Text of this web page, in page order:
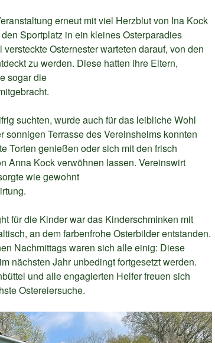
erneut mit viel Herzblut von Ina Kock
Sportplatz in ein kleines Osterparadies
Osternester warteten darauf, von den
zu werden. Diese hatten ihre Eltern,
sogar die
suchten, wurde auch für das leibliche Wohl
sonnigen Terrasse des Vereinsheims konnten
Torten genießen oder sich mit den frisch
Anna Kock verwöhnen lassen. Vereinswirt
wie gewohnt
für die Kinder war das Kinderschminken mit
an dem farbenfrohe Osterbilder entstanden.
Nachmittags waren sich alle einig: Diese
nächsten Jahr unbedingt fortgesetzt werden.
und alle engagierten Helfer freuen sich
Ostereiersuche.